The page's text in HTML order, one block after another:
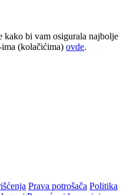
bi vam osigurala najbolje
(kolačićima) ovde.
Prava potrošača Politika